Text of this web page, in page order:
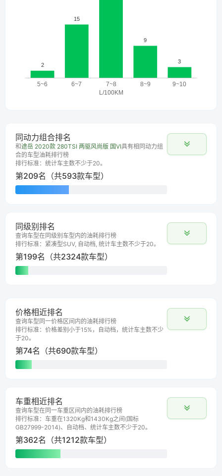
同动力组合排名
和途岳 2020款 280TSI 两驱风尚版 国VI具有相同动力组
合的车型油耗排行榜
排行标准：统计车主数不少于20。
第209名（共593款车型）
同级别排名
查询车型在同级别车型内的油耗排行榜
排行标准：紧凑型SUV, 自动档, 统计车主数不少于20。
第199名（共2324款车型）
价格相近排名
查询车型同一价格区间内的油耗排行榜
排行标准：价格差别小于15%，自动档，统计车主数不少
于20。
第74名（共690款车型）
车重相近排名
查询车型在同一车重区间内的油耗排行榜
排行标准：车重在1320Kg和1430Kg之间(国标
GB27999-2014)、自动档、统计车主数不少于20。
第362名（共1212款车型）